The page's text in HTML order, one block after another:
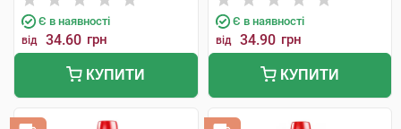
Є в наявності
від 34.60 грн
КУПИТИ
Є в наявності
від 34.90 грн
КУПИТИ